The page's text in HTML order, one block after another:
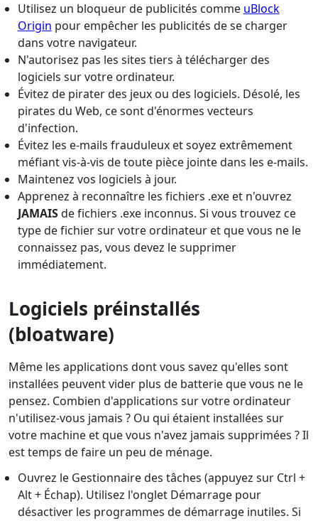
Utilisez un bloqueur de publicités comme uBlock
Origin pour empêcher les publicités de se charger
dans votre navigateur.
N'autorisez pas les sites tiers à télécharger des
logiciels sur votre ordinateur.
Évitez de pirater des jeux ou des logiciels. Désolé, les
pirates du Web, ce sont d'énormes vecteurs
d'infection.
Évitez les e-mails frauduleux et soyez extrêmement
méfiant vis-à-vis de toute pièce jointe dans les e-mails.
Maintenez vos logiciels à jour.
Apprenez à reconnaître les fichiers .exe et n'ouvrez
JAMAISde fichiers .exe inconnus. Si vous trouvez ce
type de fichier sur votre ordinateur et que vous ne le
connaissez pas, vous devez le supprimer
immédiatement.
Logiciels préinstallés
(bloatware)
Même les applications dont vous savez qu'elles sont
installées peuvent vider plus de batterie que vous ne le
pensez. Combien d'applications sur votre ordinateur
n'utilisez-vous jamais ? Ou qui étaient installées sur
votre machine et que vous n'avez jamais supprimées ? Il
est temps de faire un peu de ménage.
Ouvrez le Gestionnaire des tâches (appuyez sur Ctrl +
Alt + Échap). Utilisez l'onglet Démarrage pour
désactiver les programmes de démarrage inutiles. Si